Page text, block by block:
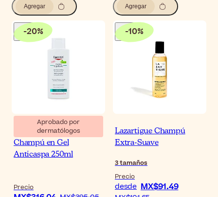
Agregar Agregar
-20%
Aprobado por
dermatólogos
Eucerin DermoCapillaire
Champú en Gel
Anticaspa 250ml
Precio
-10%
Lazartigue Champú
Extra-Suave
3tamaños
Precio
desde MX$91.49